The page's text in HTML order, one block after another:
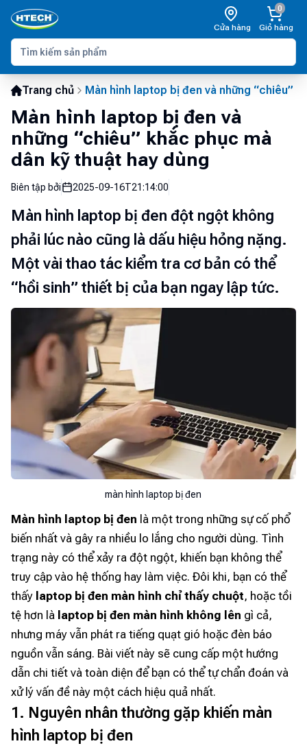
Cửa hàng
0
Giỏ hàng
Trang chủ Màn hình laptop bị đen và những “chiêu”
Màn hình laptop bị đen và
những “chiêu” khắc phục mà
dân kỹ thuật hay dùng
Biên tập bởi 2025-09-16T21:14:00
Màn hình laptop bị đen đột ngột không
phải lúc nào cũng là dấu hiệu hỏng nặng.
Một vài thao tác kiểm tra cơ bản có thể
“hồi sinh” thiết bị của bạn ngay lập tức.
màn hình laptop bị đen
Màn hình laptop bị đen là một trong những sự cố phổ
biến nhất và gây ra nhiều lo lắng cho người dùng. Tình
trạng này có thể xảy ra đột ngột, khiến bạn không thể
truy cập vào hệ thống hay làm việc. Đôi khi, bạn có thể
thấy laptop bị đen màn hình chỉ thấy chuột, hoặc tồi
tệ hơn là laptop bị đen màn hình không lên gì cả,
nhưng máy vẫn phát ra tiếng quạt gió hoặc đèn báo
nguồn vẫn sáng. Bài viết này sẽ cung cấp một hướng
dẫn chi tiết và toàn diện để bạn có thể tự chẩn đoán và
xử lý vấn đề này một cách hiệu quả nhất.
1. Nguyên nhân thường gặp khiến màn
hình laptop bị đen